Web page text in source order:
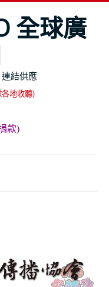
全球廣
結供應
各地收聽)
款)